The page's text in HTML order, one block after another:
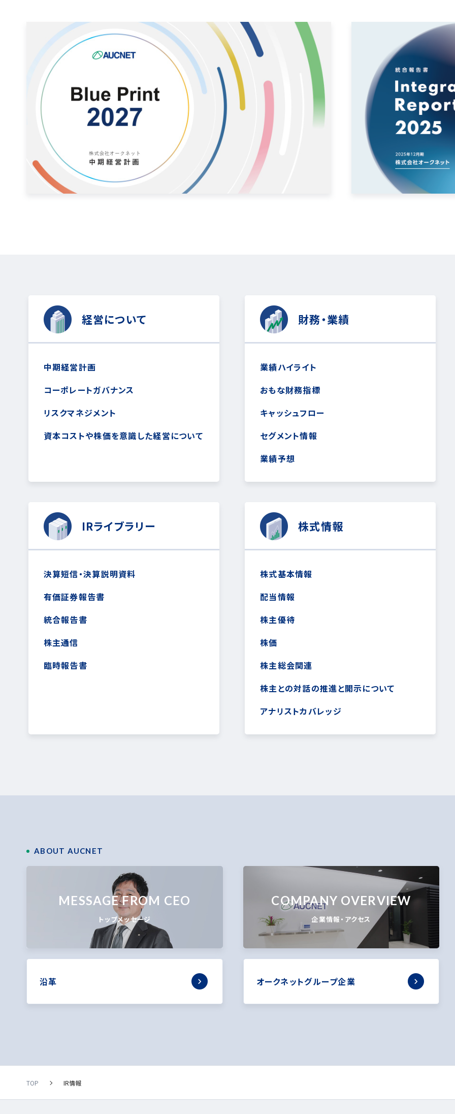
経営について
中期経営計画
コーポレートガバナンス
リスクマネジメント
資本コストや株価を意識した経営について
財務・業績
業績ハイライト
おもな財務指標
キャッシュフロー
セグメント情報
業績予想
IRライブラリー
決算短信・決算説明資料
有価証券報告書
統合報告書
株主通信
臨時報告書
株式情報
株式基本情報
配当情報
株主優待
株価
株主総会関連
株主との対話の推進と開示について
アナリストカバレッジ
ABOUT AUCNET
MESSAGE FROM CEO
トップメッセージ
沿革
COMPANY OVERVIEW
企業情報・アクセス
オークネットグループ企業
TOP IR情報